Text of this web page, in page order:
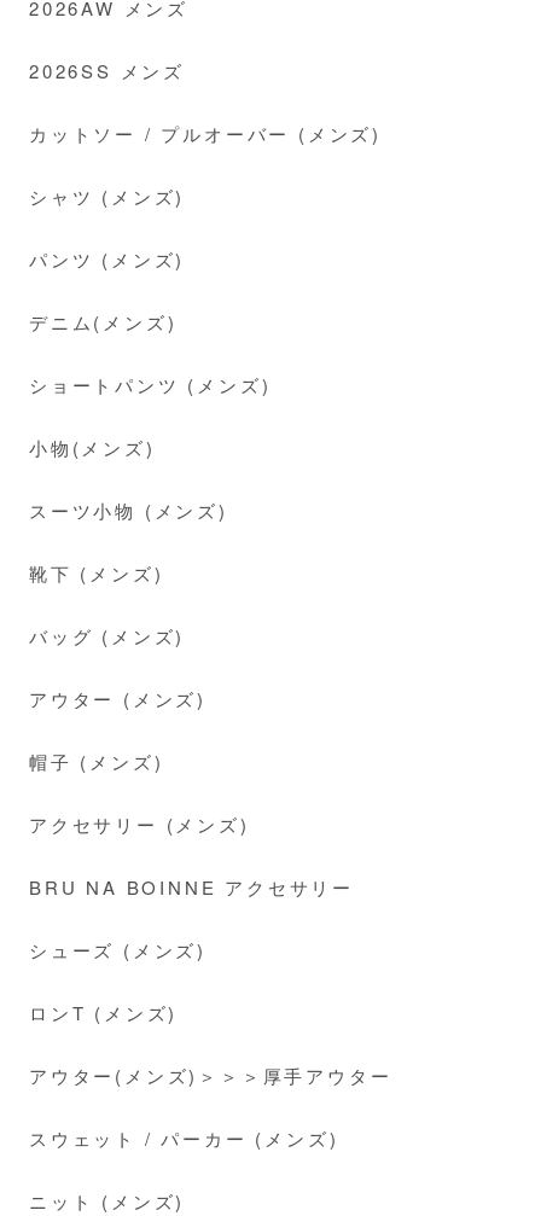
2026AW メンズ
2026SS メンズ
カットソー / プルオーバー (メンズ)
シャツ (メンズ)
パンツ (メンズ)
デニム(メンズ)
ショートパンツ (メンズ)
小物(メンズ)
スーツ小物 (メンズ)
靴下 (メンズ)
バッグ (メンズ)
アウター (メンズ)
帽子 (メンズ)
アクセサリー (メンズ)
BRU NA BOINNE アクセサリー
シューズ (メンズ)
ロンT (メンズ)
アウター(メンズ)＞＞＞厚手アウター
スウェット / パーカー (メンズ)
ニット (メンズ)